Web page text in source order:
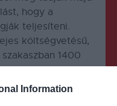
Information
hogy a
teljesíteni.
költségvetésű,
1400
keret
2023-ra. A
pálya